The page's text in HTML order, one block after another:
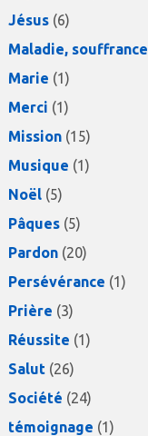
Jésus (6)
Maladie, souffrance
Marie (1)
Merci (1)
Mission (15)
Musique (1)
Noël (5)
Pâques (5)
Pardon (20)
Persévérance (1)
Prière (3)
Réussite (1)
Salut (26)
Société (24)
témoignage (1)